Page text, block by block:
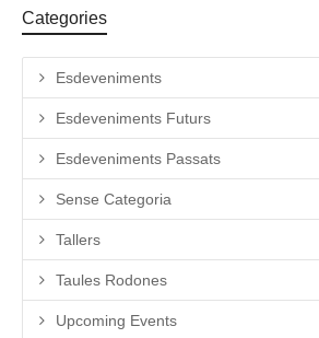
Categories
Esdeveniments
Esdeveniments Futurs
Esdeveniments Passats
Sense Categoria
Tallers
Taules Rodones
Upcoming Events